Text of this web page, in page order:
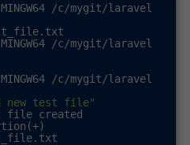
MINGW64 /c/mygit/laravel
MINGW64 /c/mygit/laravel
MINGW64 /c/mygit/laravel
new test file"
file created